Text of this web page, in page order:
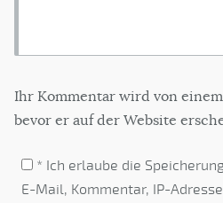
Ihr Kommentar wird von
bevor er auf der Website
* Ich erlaube die
E-Mail, Kommentar, IP-